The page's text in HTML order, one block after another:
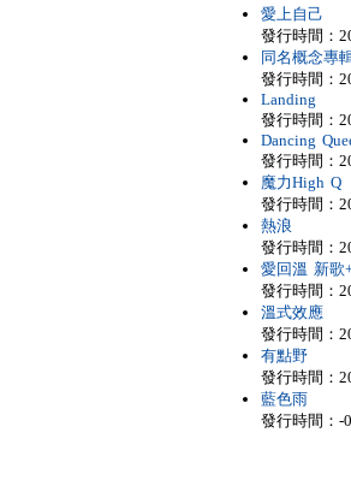
愛上自己
發行時間：
同名概念專
發行時間：
Landing
發行時間：
Dancing
發行時間：
魔力High Q
發行時間：
熱浪
發行時間：
愛回溫 新歌
發行時間：
溫式效應
發行時間：
有點野
發行時間：
藍色雨
發行時間：-